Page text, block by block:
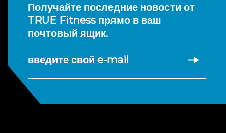
Получайте последние новости от
TRUE Fitness прямо в ваш
почтовый ящик.
введите свой e-mail